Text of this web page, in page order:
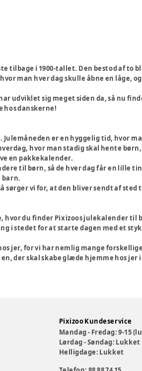
tilbage i 1900-tallet. Den bestod af to
man hver dag skulle åbne en låge,
udviklet sig meget siden da, så nu
hos danskerne!
er en hyggelig tid, hvor
hvor man stadig skal hente børn,
en pakkekalender.
til børn, så de hver dag får en lille
barn.
sørger vi for, at den bliver sendt af sted
hvor du finder Pixizoos julekalender til
i stedet for at starte dagen med et
jer, for vi har nemlig mange
der skal skabe glæde hjemme hos jer
Pixizoo Kundeservice
Mandag - Fredag: 9-15
Lørdag - Søndag: Lukket
Helligdage: Lukket